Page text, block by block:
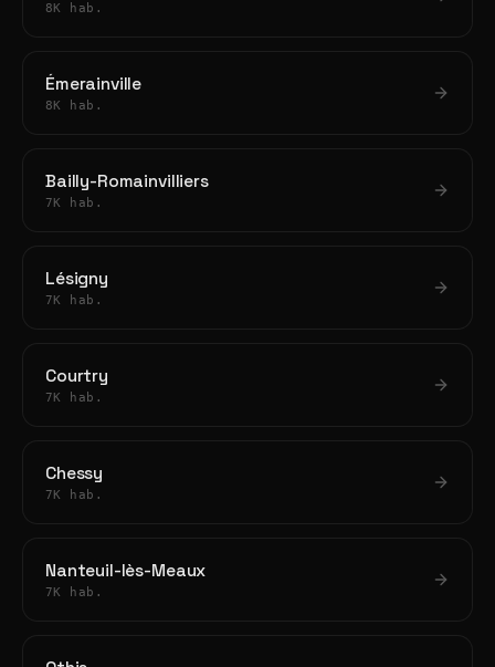
8K hab.
Émerainville
8K hab.
Bailly-Romainvilliers
7K hab.
Lésigny
7K hab.
Courtry
7K hab.
Chessy
7K hab.
Nanteuil-lès-Meaux
7K hab.